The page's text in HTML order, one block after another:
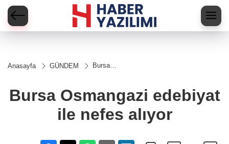
Anasayfa GÜNDEM
Bursa
alıyor
Bursa Osmangazi edebiyat
ile nefes alıyor